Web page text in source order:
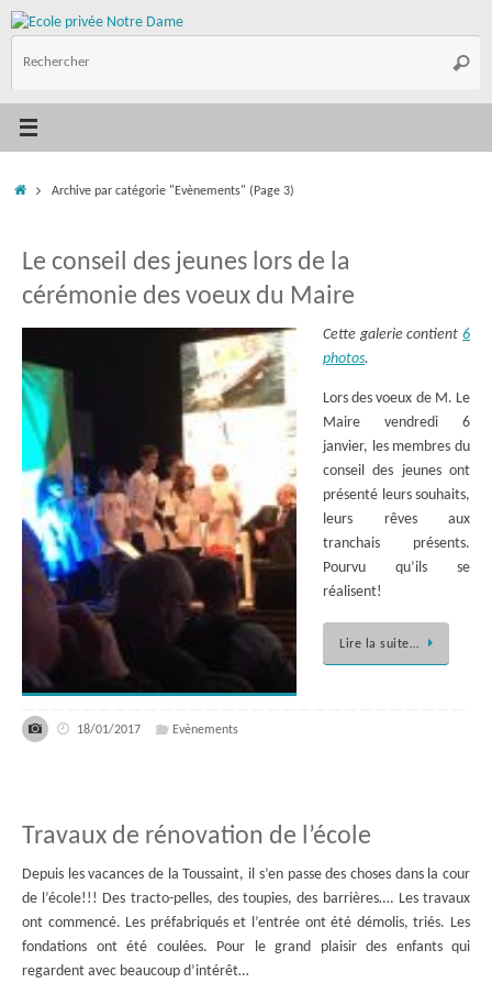
Passer
au
contenu
AccueilArchive par catégorie "Evènements" (Page 3)
Le conseil des jeunes lors de la
cérémonie des voeux du Maire
Cette galerie contient 6
photos.
Lors des voeux de M. Le
Maire vendredi 6
janvier, les membres du
conseil des jeunes ont
présenté leurs souhaits,
leurs rêves aux
tranchais présents.
Pourvu qu’ils se
réalisent!
Lire la suite…
18/01/2017 Evènements
Travaux de rénovation de l’école
Depuis les vacances de la Toussaint, il s’en passe des choses dans la cour
de l’école!!! Des tracto-pelles, des toupies, des barrières…. Les travaux
ont commencé. Les préfabriqués et l’entrée ont été démolis, triés. Les
fondations ont été coulées. Pour le grand plaisir des enfants qui
regardent avec beaucoup d’intérêt…